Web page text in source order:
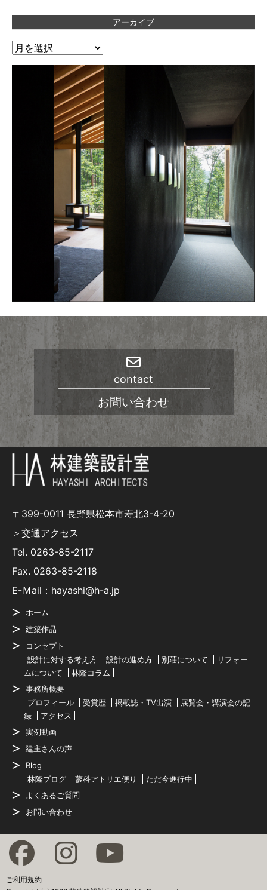
アーカイブ
ア
contact
お問い合わせ
〒399-0011 長野県松本市寿北3-4-20
＞交通アクセス
Tel. 0263-85-2117
Fax. 0263-85-2118
E-Ｍail：hayashi@h-a.jp
ホーム
建築作品
コンセプト
設計に対する考え方
設計の進め方 別荘について
リフォー
ムについて
林隆コラム
事務所概要
プロフィール
受賞歴 掲載誌・TV出演
展覧会・講演会の記
録
アクセス
実例動画
建主さんの声
Blog
林隆ブログ
蓼科アトリエ便り
ただ今進行中
よくあるご質問
お問い合わせ
ご利用規約